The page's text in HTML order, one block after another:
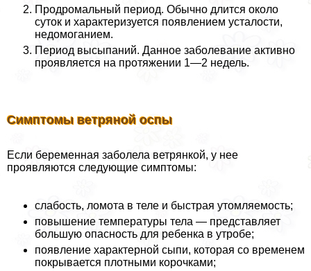
Продромальный период. Обычно длится около
суток и хаpaктеризуется появлением усталости,
недомоганием.
Период высыпаний. Данное заболевание активно
проявляется на протяжении 1—2 недель.
Симптомы ветряной оспы
Если беременная заболела ветрянкой, у нее
проявляются следующие симптомы:
слабость, ломота в теле и быстрая утомляемость;
повышение температуры тела — представляет
большую опасность для ребенка в утробе;
появление хаpaктерной сыпи, которая со временем
покрывается плотными корочками;